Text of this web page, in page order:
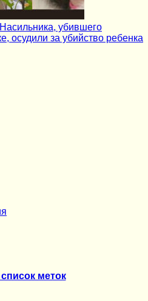
убившего
осудили за убийство ребенка
меток